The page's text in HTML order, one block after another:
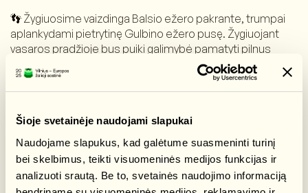
Šioje svetainėje naudojami slapukai
Naudojame slapukus, kad galėtume suasmeninti turinį
bei skelbimus, teikti visuomeninės medijos funkcijas ir
analizuoti srautą. Be to, svetainės naudojimo informaciją
👣 Žygiuosime vaizdinga Balsio ežero pakrante, trumpai
aplankydami pietrytinę Gulbino ežero pusę. Žygiuojant
vasaros pradžioje bus puiki galimybė pamatyti pilnus
🤸‍♀️🤸 Prieš žygį patyręs fizinio aktyvumo treneris praves
darbines pirštines, gertuvę su vandeniu, po užkanduką
gamtoje!
Žygio trukmė – apie 3 val.